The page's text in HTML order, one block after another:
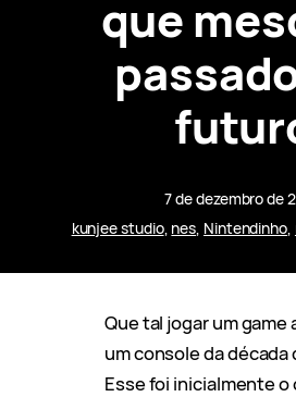
que
7 de dezembro de
kunjee studio, nes, Nintendinho,
Que tal jogar um game
um console da década
Esse foi inicialmente